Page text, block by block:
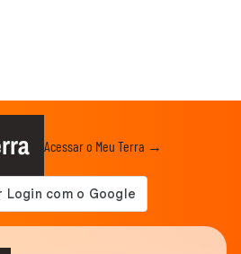
Acessar o Meu Terra →